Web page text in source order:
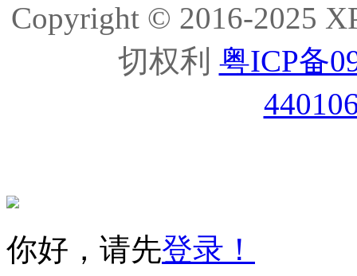
Copyright © 2016-2025
切权利 粤ICP备
你好，请先登录！